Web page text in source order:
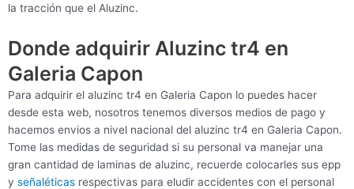
la tracción que el Aluzinc.
Donde adquirir Aluzinc tr4 en
Galeria Capon
Para adquirir el aluzinc tr4 en Galeria Capon lo puedes hacer
desde esta web, nosotros tenemos diversos medios de pago y
hacemos envios a nivel nacional del aluzinc tr4 en Galeria Capon.
Tome las medidas de seguridad si su personal va manejar una
gran cantidad de laminas de aluzinc, recuerde colocarles sus epp
y señaléticas respectivas para eludir accidentes con el personal